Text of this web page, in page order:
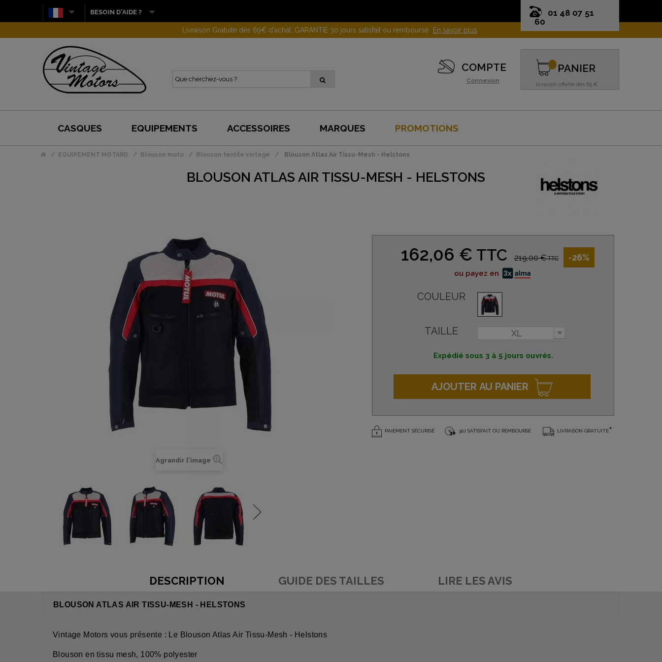
01 48 07 51
60
BESOIN D'AIDE ?
Gagnez 10 euros en parrainant un proche ! En savoir plus
COMPTE
Connexion
PANIER
livraison offerte dès 69 €
0
CASQUES EQUIPEMENTS ACCESSOIRES MARQUES PROMOTIONS
EQUIPEMENT MOTARD Blouson moto Blouson textile vintage Blouson Atlas Air Tissu-Mesh - Helstons
BLOUSON ATLAS AIR TISSU-MESH - HELSTONS
Agrandir l'image
162,06 € TTC 219,00 €TTC -26%
ou payez en
COULEUR
TAILLE XL
Expédié sous 3 à 5 jours ouvrés.
AJOUTER AU PANIER
PAIEMENT SÉCURISÉ 30J SATISFAIT OU REMBOURSÉ LIVRAISON GRATUITE*
DESCRIPTION GUIDE DES TAILLES LIRE LES AVIS
BLOUSON ATLAS AIR TISSU-MESH - HELSTONS
Vintage Motors vous présente : Le Blouson Atlas Air Tissu-Mesh - Helstons
Blouson en tissu mesh, 100% polyester